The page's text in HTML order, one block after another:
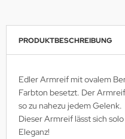
PRODUKTBESCHREIBUNG
Edler Armreif mit ovalem
Farbton besetzt. Der
so zu nahezu jedem Gelenk.
Dieser Armreif lässt sich
Eleganz!